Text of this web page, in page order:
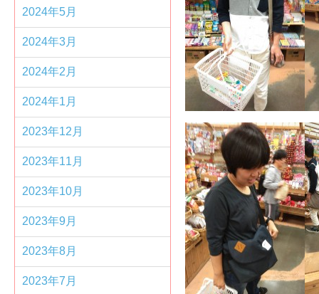
2024年5月
2024年3月
2024年2月
2024年1月
2023年12月
2023年11月
2023年10月
2023年9月
2023年8月
2023年7月